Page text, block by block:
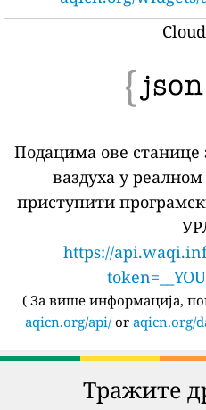
Подацима ове станице
ваздуха у
приступити
https://
( За више информација,
aqicn.org/api/or aqicn.org/
Тражите